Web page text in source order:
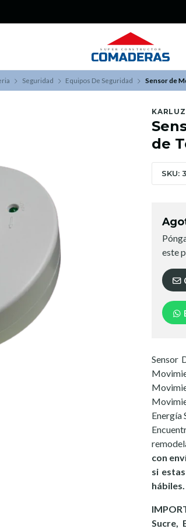
Seguridad Equipos De Seguridad Sensor de
KARLUZ
de
SKU:
este
Sensor
Energía
con
si
hábiles.
Sucre,